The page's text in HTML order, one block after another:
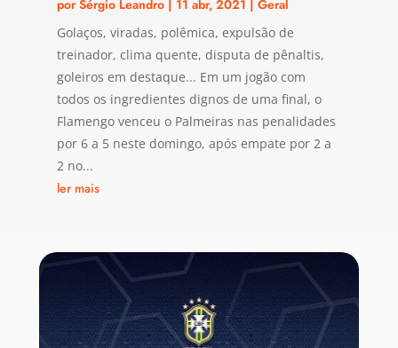
porSérgio Leandro| 11 abr, 2021 | Geral
Golaços, viradas, polêmica, expulsão de
treinador, clima quente, disputa de pênaltis,
goleiros em destaque... Em um jogão com
todos os ingredientes dignos de uma final, o
Flamengo venceu o Palmeiras nas penalidades
por 6 a 5 neste domingo, após empate por 2 a
2 no...
ler mais